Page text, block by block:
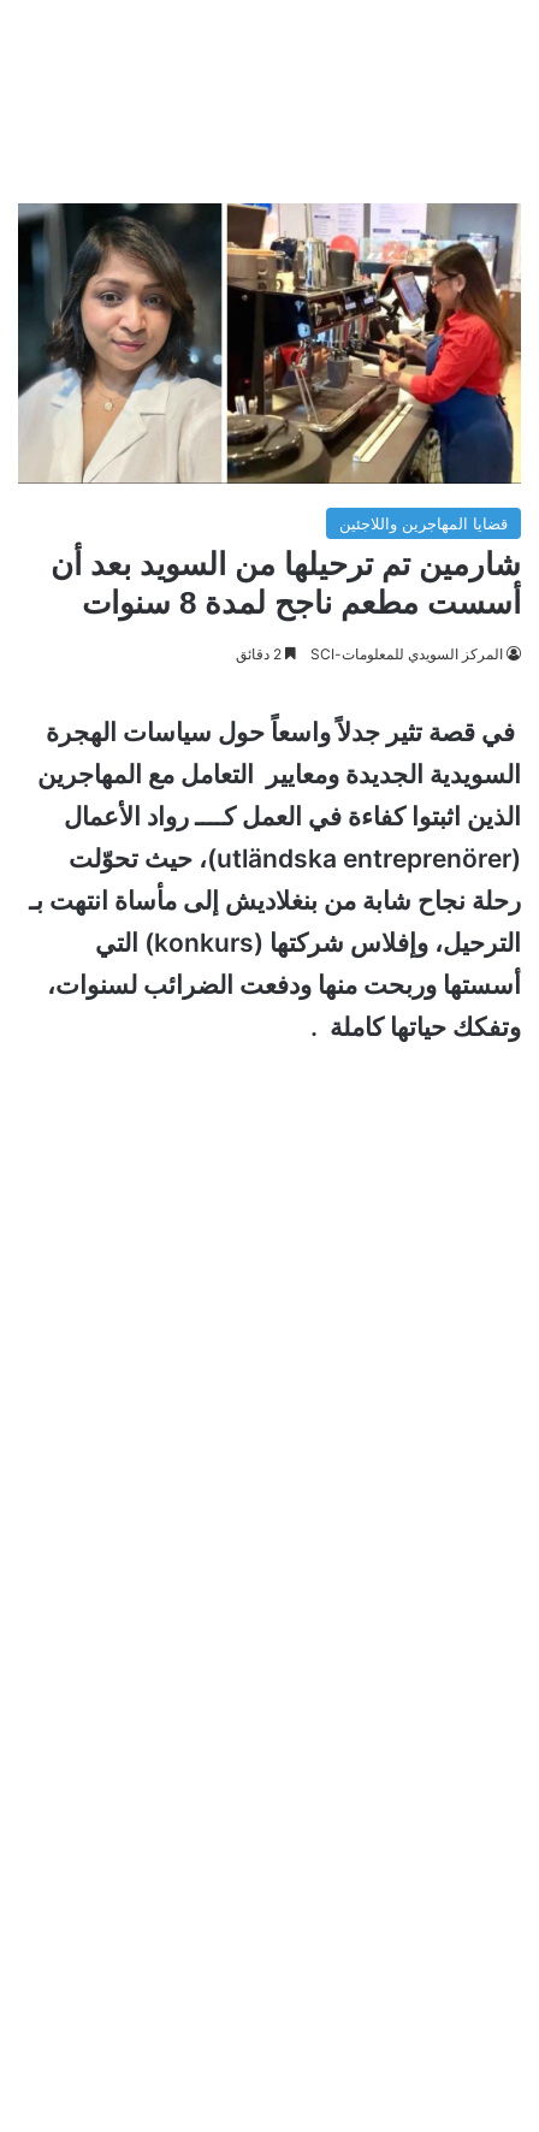
قضايا المهاجرين واللاجئين
شارمين تم ترحيلها من السويد بعد أن
أسست مطعم ناجح لمدة 8 سنوات
المركز السويدي للمعلومات-SCI
في قصة تثير جدلاً واسعاً حول سياسات الهجرة
السويدية الجديدة ومعايير التعامل مع المهاجرين
الذين اثبتوا كفاءة في العمل كــــ رواد الأعمال
(utländska entreprenörer)، حيث تحوّلت
رحلة نجاح شابة من بنغلاديش إلى مأساة انتهت بـ
الترحيل، وإفلاس شركتها (konkurs) التي
أسستها وربحت منها ودفعت الضرائب لسنوات،
وتفكك حياتها كاملة .